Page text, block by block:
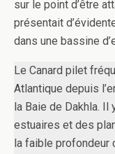
sur le point d’être
présentait
dans une bassine
Le Canard pilet
Atlantique depuis
la Baie de Dakhla.
estuaires et des
la faible profondeur